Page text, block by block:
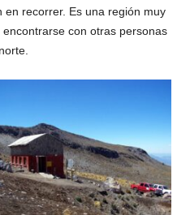
recorrer. Es una región muy
con otras personas